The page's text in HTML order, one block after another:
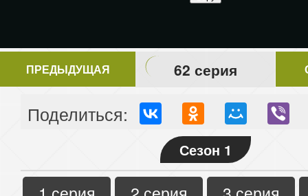
ПРЕДЫДУЩАЯ 62 серия
Поделиться:
Сезон 1